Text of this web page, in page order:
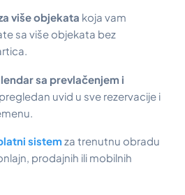
više objekata koja vam
sa više objekata bez
sa prevlačenjem i
uvid u sve rezervacije i
sistem za trenutnu obradu
prodajnih ili mobilnih